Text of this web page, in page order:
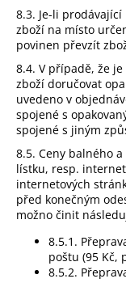
8.3. Je-li
zboží na místo
povinen převzít
8.4. V případě, že
zboží doručovat
uvedeno v
spojené s
spojené s jiným
8.5. Ceny balného
lístku, resp.
internetových
před konečným
možno činit
8.5.1.
poštu (95 Kč,
8.5.2.